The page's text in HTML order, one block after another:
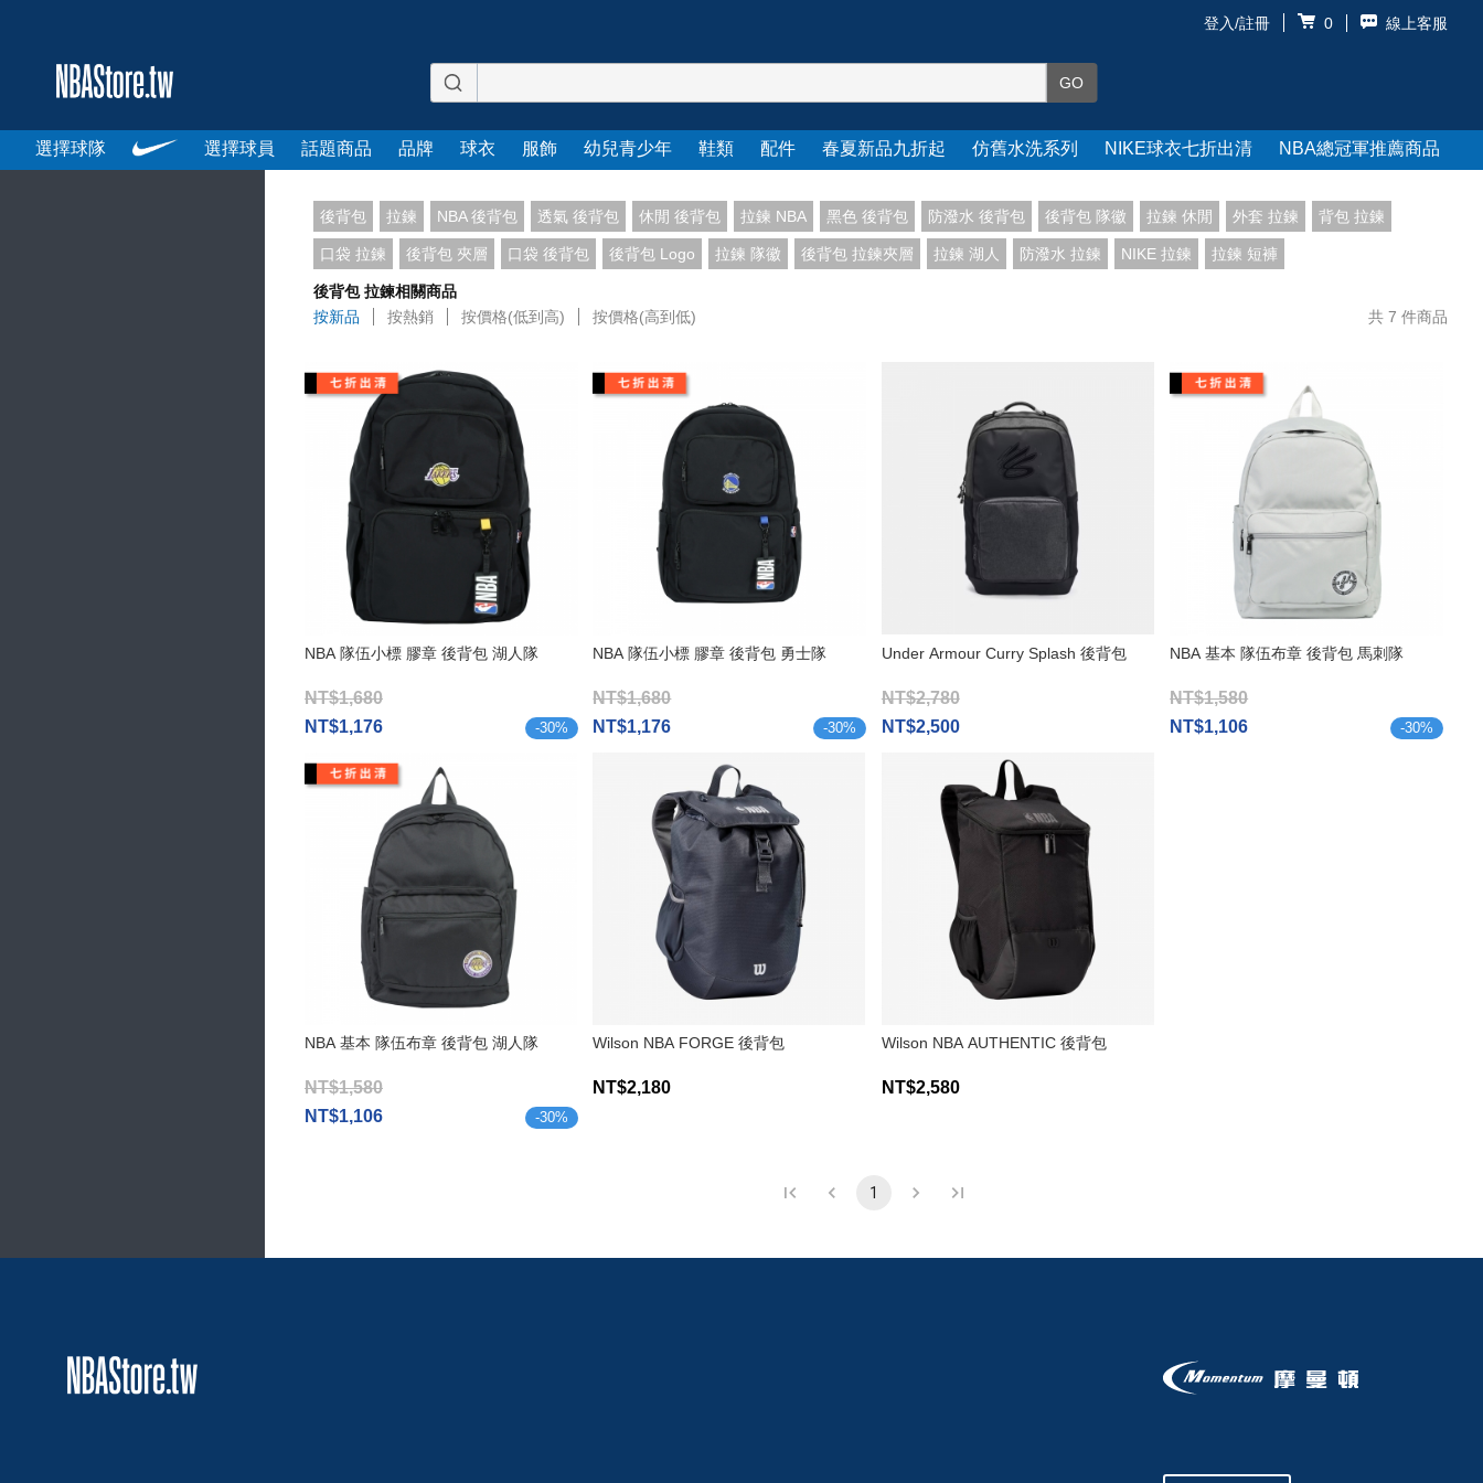
登入/註冊 0 線上客服
選擇球隊 選擇球員 話題商品 品牌 球衣 服飾 幼兒青少年 鞋類 配件 春夏新品九折起 仿舊水洗系列 NIKE球衣七折出清 NBA總冠軍推薦商品
後背包 拉鍊 NBA 後背包 透氣 後背包 休閒 後背包 拉鍊 NBA 黑色 後背包 防潑水 後背包 後背包 隊徽 拉鍊 休閒 外套 拉鍊 背包 拉鍊
口袋 拉鍊 後背包 夾層 口袋 後背包 後背包 Logo 拉鍊 隊徽 後背包 拉鍊夾層 拉鍊 湖人 防潑水 拉鍊 NIKE 拉鍊 拉鍊 短褲
後背包 拉鍊相關商品
按新品
按熱銷 按價格(低到高) 按價格(高到低) 共 7 件商品
NBA 隊伍小標 膠章 後背包 湖人隊
NT$1,680
NT$1,176
-30%
NBA 隊伍小標 膠章 後背包 勇士隊
NT$1,680
NT$1,176
-30%
Under Armour Curry Splash 後背包
NT$2,780
NT$2,500
NBA 基本 隊伍布章 後背包 馬刺隊
NT$1,580
NT$1,106
-30%
NBA 基本 隊伍布章 後背包 湖人隊
NT$1,580
NT$1,106
-30%
Wilson NBA FORGE 後背包
NT$2,180
Wilson NBA AUTHENTIC 後背包
NT$2,580
1